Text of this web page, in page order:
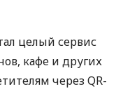
целый сервис
кафе и других
через QR-